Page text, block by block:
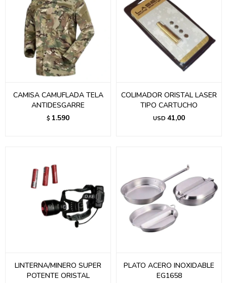
CAMISA CAMUFLADA TELA
ANTIDESGARRE
$ 1.590
COLIMADOR ORISTAL LASER
TIPO CARTUCHO
USD 41,00
LINTERNA/MINERO SUPER
POTENTE ORISTAL
PLATO ACERO INOXIDABLE
EG1658